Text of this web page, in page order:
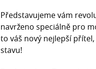
Představujeme vám
navrženo speciálně pro
to váš nový nejlepší
stavu!